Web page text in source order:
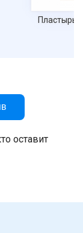
на
оставит